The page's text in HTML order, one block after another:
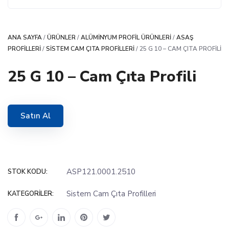
ANA SAYFA/ÜRÜNLER/ALÜMINYUM PROFIL ÜRÜNLERI/ASAŞ
PROFILLERI/SISTEM CAM ÇITA PROFILLERI/ 25 G 10 – CAM ÇITA PROFILI
25 G 10 – Cam Çıta Profili
Satın Al
STOK KODU: ASP121.0001.2510
KATEGORILER: Sistem Cam Çıta Profilleri